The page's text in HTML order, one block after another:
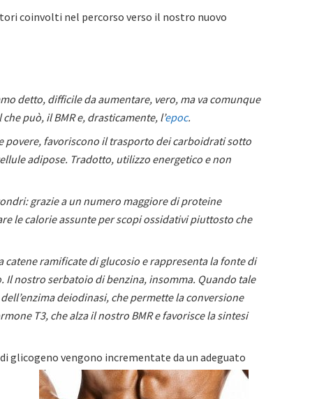
coinvolti nel percorso verso il nostro nuovo
detto, difficile da aumentare, vero, ma va comunque
può, il BMR e, drasticamente, l’epoc.
povere, favoriscono il trasporto dei carboidrati sotto
adipose. Tradotto, utilizzo energetico e non
grazie a un numero maggiore di proteine
le calorie assunte per scopi ossidativi piuttosto che
catene ramificate di glucosio e rappresenta la fonte di
nostro serbatoio di benzina, insomma. Quando tale
deiodinasi, che permette la conversione
T3, che alza il nostro BMR e favorisce la sintesi
glicogeno vengono incrementate da un adeguato